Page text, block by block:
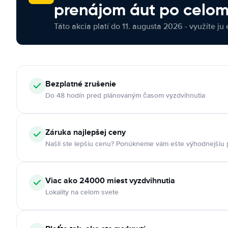
prenájom áut po
Táto akcia platí do 11. augusta 2026 - využite ju
Bezplatné zrušenie
Do 48 hodín pred plánovaným časom vyzdvihnutia
Záruka najlepšej ceny
Našli ste lepšiu cenu? Ponúkneme vám ešte výhodnejšiu
Viac ako 24000 miest vyzdvihnutia
Lokality na celom svete